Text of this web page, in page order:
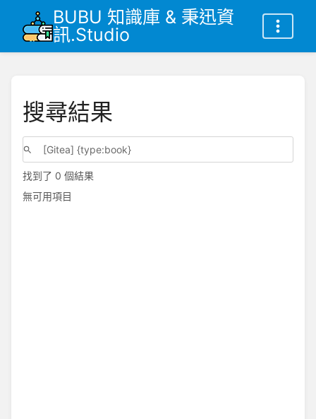
BUBU 知識庫 & 秉迅資
訊.Studio
搜尋結果
找到了 0 個結果
無可用項目